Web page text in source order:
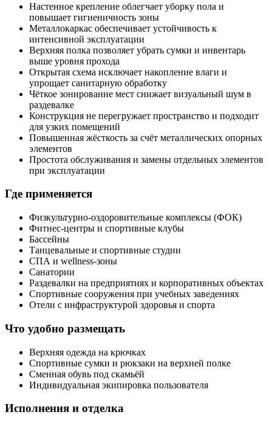
Настенное крепление облегчает уборку пола и
повышает гигиеничность зоны
Металлокаркас обеспечивает устойчивость к
интенсивной эксплуатации
Верхняя полка позволяет убрать сумки и инвентарь
выше уровня прохода
Открытая схема исключает накопление влаги и
упрощает санитарную обработку
Чёткое зонирование мест снижает визуальный шум в
раздевалке
Конструкция не перегружает пространство и подходит
для узких помещений
Повышенная жёсткость за счёт металлических опорных
элементов
Простота обслуживания и замены отдельных элементов
при эксплуатации
Где применяется
Физкультурно-оздоровительные комплексы (ФОК)
Фитнес-центры и спортивные клубы
Бассейны
Танцевальные и спортивные студии
СПА и wellness-зоны
Санатории
Раздевалки на предприятиях и корпоративных объектах
Спортивные сооружения при учебных заведениях
Отели с инфраструктурой здоровья и спорта
Что удобно размещать
Верхняя одежда на крючках
Спортивные сумки и рюкзаки на верхней полке
Сменная обувь под скамьёй
Индивидуальная экипировка пользователя
Исполнения и отделка